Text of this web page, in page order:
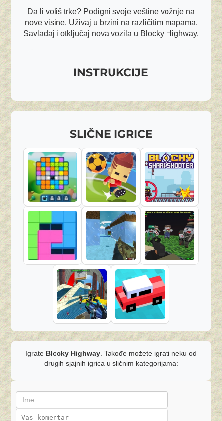
Da li voliš trke? Podigni svoje veštine vožnje na
nove visine. Uživaj u brzini na različitim mapama.
Savladaj i otključaj nova vozila u Blocky Highway.
INSTRUKCIJE
SLIČNE IGRICE
Igrate Blocky Highway . Takođe možete igrati neku od
drugih sjajnih igrica u sličnim kategorijama: